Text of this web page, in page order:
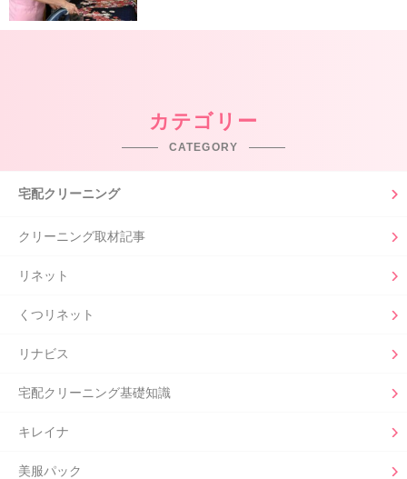
カテゴリー
CATEGORY
宅配クリーニング
クリーニング取材記事
リネット
くつリネット
リナビス
宅配クリーニング基礎知識
キレイナ
美服パック